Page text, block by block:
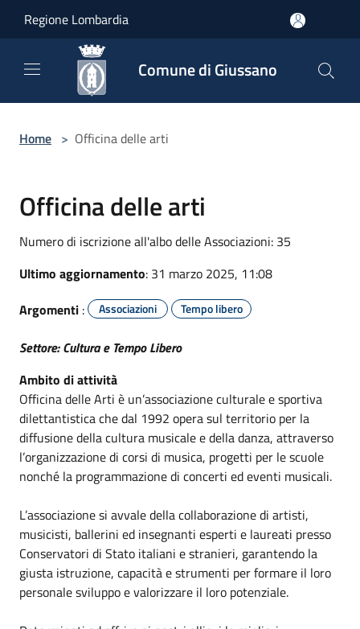
Regione Lombardia
Comune di Giussano
Home > Officina delle arti
Officina delle arti
Numero di iscrizione all'albo delle Associazioni: 35
Ultimo aggiornamento: 31 marzo 2025, 11:08
Argomenti : Associazioni Tempo libero
Settore: Cultura e Tempo Libero
Ambito di attività
Officina delle Arti è un’associazione culturale e sportiva
dilettantistica che dal 1992 opera sul territorio per la
diffusione della cultura musicale e della danza, attraverso
l’organizzazione di corsi di musica, progetti per le scuole
nonché la programmazione di concerti ed eventi musicali.
L’associazione si avvale della collaborazione di artisti,
musicisti, ballerini ed insegnanti esperti e laureati presso
Conservatori di Stato italiani e stranieri, garantendo la
giusta istruzione, capacità e strumenti per formare il loro
personale sviluppo e valorizzare il loro potenziale.